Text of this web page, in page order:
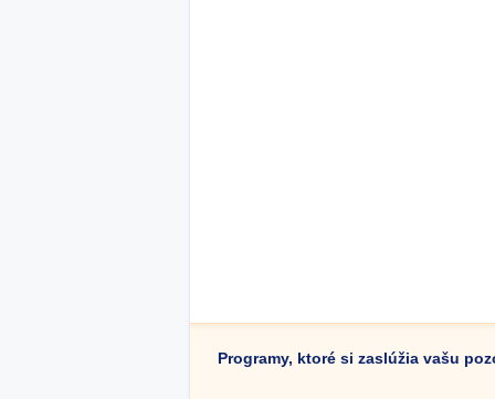
Programy, ktoré si zaslúžia vašu